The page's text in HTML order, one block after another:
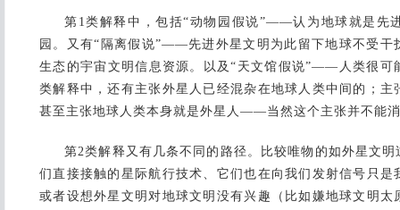
第1类解释中，包括“动物园假说”——认为地球就是先
园。又有“隔离假说”——先进外星文明为此留下地球不受干
生态的宇宙文明信息资源。以及“天文馆假说”——人类很可
类解释中，还有主张外星人已经混杂在地球人类中间的；
甚至主张地球人类本身就是外星人——当然这个主张并不能
第2类解释又有几条不同的路径。比较唯物的如外星文
们直接接触的星际航行技术、它们也在向我们发射信号只
或者设想外星文明对地球文明没有兴趣（比如嫌地球文明